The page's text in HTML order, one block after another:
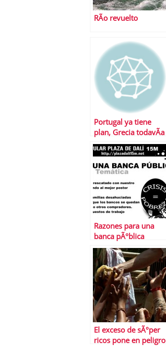
RÃ­o revuelto
Portugal ya tiene
plan, Grecia todavÃ­a
deberÃ¡ esperar
Razones para una
banca pÃºblica
El exceso de sÃºper
ricos pone en peligro